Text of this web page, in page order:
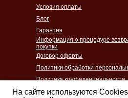
Условия оплаты
Гарантия
Блог
Политики обработки
Согласие на обработку
Политика конфиденциальности
Договор оферты
Информация о процедуре
покупки
На сайте используются